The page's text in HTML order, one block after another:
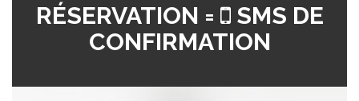
RÉSERVATION =
SMS DE
CONFIRMATION